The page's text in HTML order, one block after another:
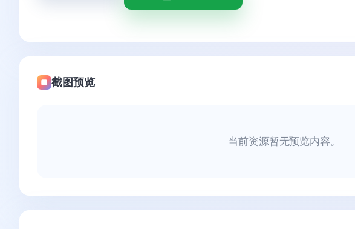
截图预览
当前资源暂无预览内容。